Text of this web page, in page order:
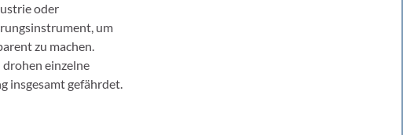
oder
um
zu machen.
einzelne
insgesamt gefährdet.